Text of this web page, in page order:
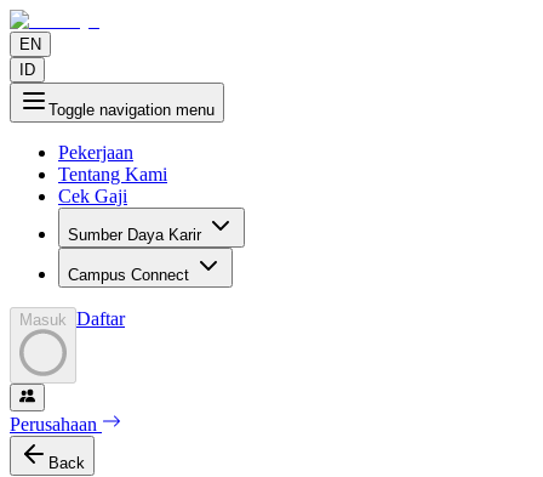
EN
ID
Toggle navigation menu
Pekerjaan
Tentang Kami
Cek Gaji
Sumber Daya Karir
Campus Connect
Masuk Daftar
Perusahaan
Back